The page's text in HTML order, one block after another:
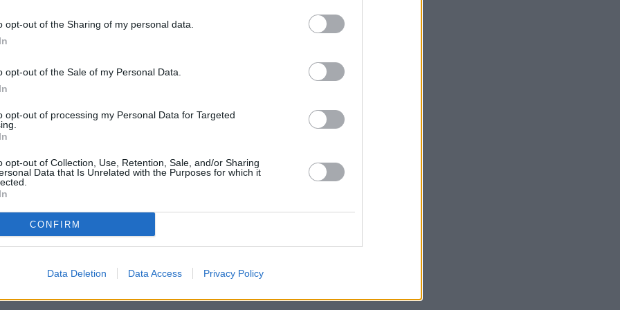
opt-out of the Sharing of my personal data.
opt-out of the Sale of my Personal Data.
opt-out of processing my Personal Data for Targeted
opt-out of Collection, Use, Retention, Sale, and/or Sharing
Data that Is Unrelated with the Purposes for which it
CONFIRM
Data Deletion Data Access Privacy Policy
by SEGAS (@segas.gr)
των